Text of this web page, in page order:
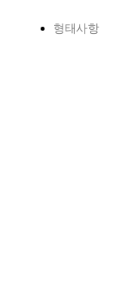
형태사항